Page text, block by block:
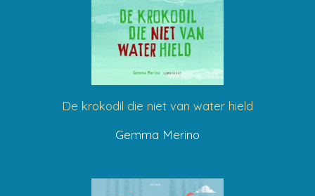
De krokodil die niet van water hield
Gemma Merino